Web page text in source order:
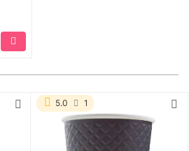
5.0 1